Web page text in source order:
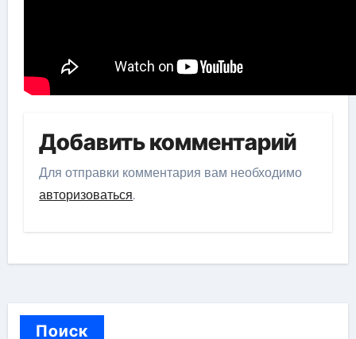
Добавить комментарий
Для отправки комментария вам необходимо
авторизоваться.
Поиск